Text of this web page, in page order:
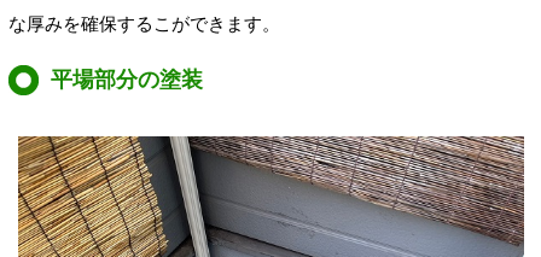
な厚みを確保するこができます。
平場部分の塗装